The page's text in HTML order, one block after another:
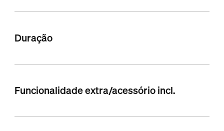
Duração
Funcionalidade extra/acessório incl.